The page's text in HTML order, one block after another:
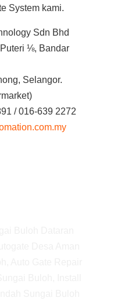
System kami.
Sdn Bhd
⅛, Bandar
Selangor.
/ 016-639 2272